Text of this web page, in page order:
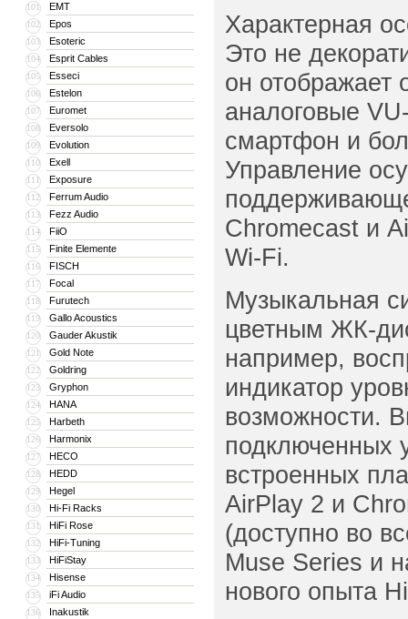
101 EMT
102 Epos
103 Esoteric
104 Esprit Cables
105 Esseci
106 Estelon
107 Euromet
108 Eversolo
109 Evolution
110 Exell
111 Exposure
112 Ferrum Audio
113 Fezz Audio
114 FiiO
115 Finite Elemente
116 FISCH
117 Focal
118 Furutech
119 Gallo Acoustics
120 Gauder Akustik
121 Gold Note
122 Goldring
123 Gryphon
124 HANA
125 Harbeth
126 Harmonix
127 HECO
128 HEDD
129 Hegel
130 Hi-Fi Racks
131 HiFi Rose
132 HiFi-Tuning
133 HiFiStay
134 Hisense
135 iFi Audio
136 Inakustik
Характерная
Это не
он отображает
аналоговые
смартфон и
Управление
Chromecast и
Wi‑Fi.
Музыкальная
цветным ЖК-
например,
индикатор
возможности.
подключенных
встроенных
AirPlay 2 и
(доступно во
Muse Series и
нового опыта